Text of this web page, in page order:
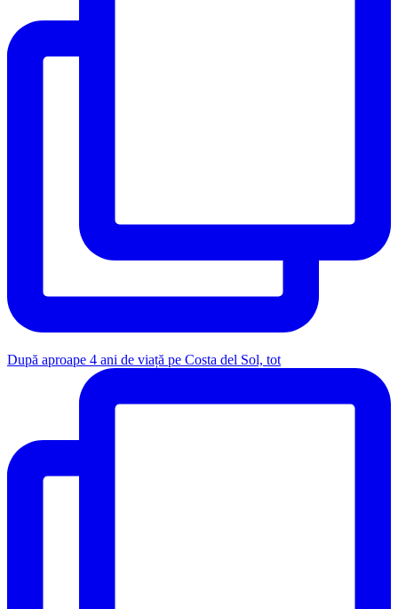
După aproape 4 ani de viață pe Costa del Sol, tot